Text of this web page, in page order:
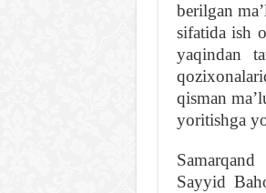
berilgan
sifatida ish
yaqindan
qisman
yoritishga
Sayyid